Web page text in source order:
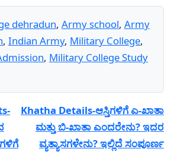
dehradun, Army school, Army
, Indian Army, Military College,
, Military College Study
Khatha Details-ಆಸ್ತಿಗಳಿಗೆ ಎ-ಖಾತಾ
ಮತ್ತು ಬಿ-ಖಾತಾ ಎಂದರೇನು? ಇದರ
ವ್ಯತ್ಯಾಸಗಳೇನು? ಇಲ್ಲಿದೆ ಸಂಪೂರ್ಣ